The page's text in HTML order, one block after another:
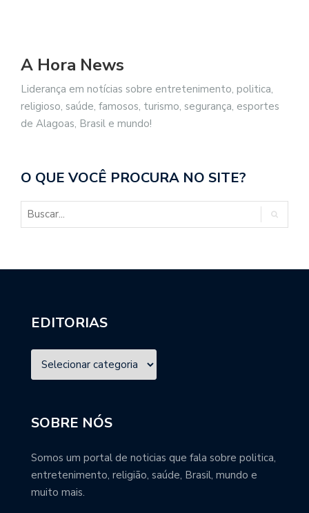
A Hora News
Liderança em notícias sobre entretenimento, politica,
religioso, saúde, famosos, turismo, segurança, esportes
de Alagoas, Brasil e mundo!
O QUE VOCÊ PROCURA NO SITE?
EDITORIAS
SOBRE NÓS
Somos um portal de noticias que fala sobre politica,
entretenimento, religião, saúde, Brasil, mundo e
muito mais.